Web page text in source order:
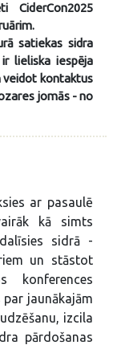
CiderCon2025
satiekas sidra
lieliska iespēja
veidot kontaktus
jomās - no
ar pasaulē
kā simts
sidrā -
un stāstot
konferences
jaunākajām
izcila
pārdošanas